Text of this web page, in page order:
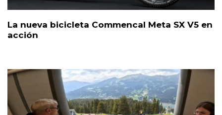
La nueva bicicleta Commencal Meta SX V5 en
acción